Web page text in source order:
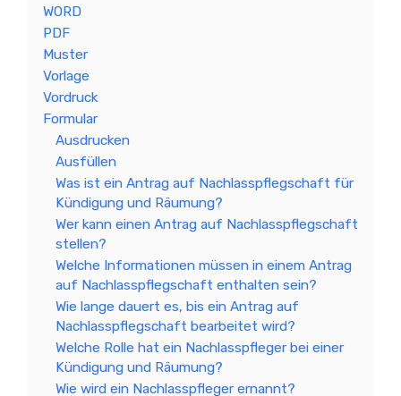
WORD
PDF
Muster
Vorlage
Vordruck
Formular
Ausdrucken
Ausfüllen
Was ist ein Antrag auf Nachlasspflegschaft für
Kündigung und Räumung?
Wer kann einen Antrag auf Nachlasspflegschaft
stellen?
Welche Informationen müssen in einem Antrag
auf Nachlasspflegschaft enthalten sein?
Wie lange dauert es, bis ein Antrag auf
Nachlasspflegschaft bearbeitet wird?
Welche Rolle hat ein Nachlasspfleger bei einer
Kündigung und Räumung?
Wie wird ein Nachlasspfleger ernannt?